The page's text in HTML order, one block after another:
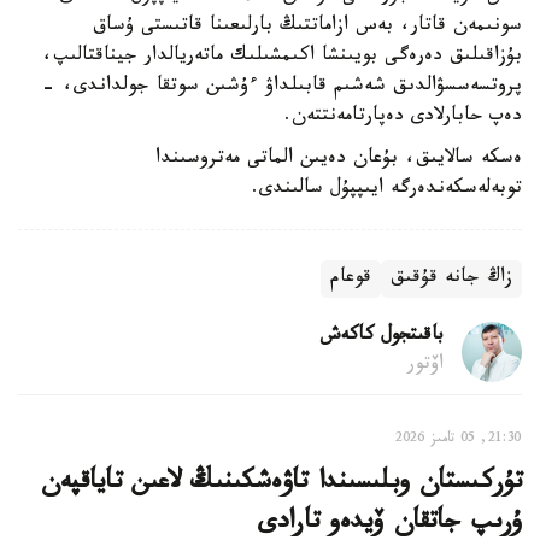
سونىمەن قاتار، بەس ازاماتتىڭ بارلىعىنا قاتىستى ۇساق
بۇزاقىلىق دەرەگى بويىنشا اكىمشىلىك ماتەريالدار جيناقتالىپ،
پروتسەسسۋالدىق شەشىم قابىلداۋ ءۇشىن سوتقا جولداندى، -
دەپ حابارلادى دەپارتامەنتتەن.
ەسكە سالايىق، بۇعان دەيىن الماتى مەتروسىندا
توبەلەسكەندەرگە ايىپپۇل سالىندى.
زاڭ جانە قۇقىق قوعام
باقىتجول كاكەش
اۆتور
21:30, 05 تامىز 2026
تۇركىستان وبلىسىندا تاۋەشكىنىڭ لاعىن تاياقپەن
ۇرىپ جاتقان ۆيدەو تارادى